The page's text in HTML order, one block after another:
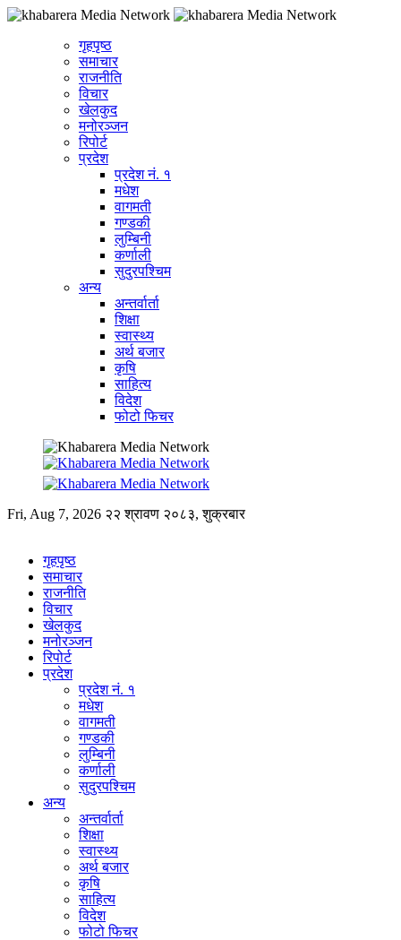
गृहपृष्ठ
समाचार
राजनीति
विचार
खेलकुद
मनोरञ्जन
रिपोर्ट
प्रदेश
प्रदेश नं. १
मधेश
वागमती
गण्डकी
लुम्बिनी
कर्णाली
सुदुरपश्चिम
अन्य
अन्तर्वार्ता
शिक्षा
स्वास्थ्य
अर्थ बजार
कृषि
साहित्य
विदेश
फोटो फिचर
Fri, Aug 7, 2026 २२ श्रावण २०८३, शुक्रबार
गृहपृष्ठ
समाचार
राजनीति
विचार
खेलकुद
मनोरञ्जन
रिपोर्ट
प्रदेश
प्रदेश नं. १
मधेश
वागमती
गण्डकी
लुम्बिनी
कर्णाली
सुदुरपश्चिम
अन्य
अन्तर्वार्ता
शिक्षा
स्वास्थ्य
अर्थ बजार
कृषि
साहित्य
विदेश
फोटो फिचर